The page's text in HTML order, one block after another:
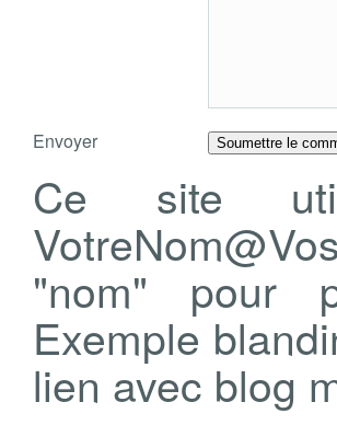
Envoyer
Ce site
"nom" pour
Exemple
lien avec blog